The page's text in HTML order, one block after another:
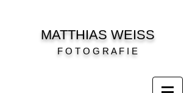
MATTHIAS WEISS
F O T O G R A F I E